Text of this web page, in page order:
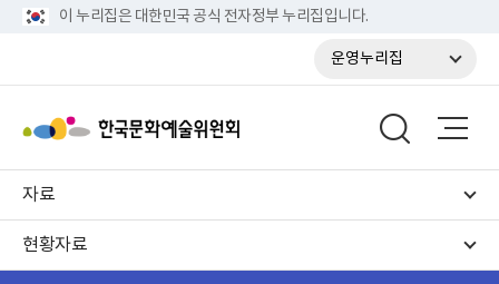
이 누리집은 대한민국 공식 전자정부 누리집입니다.
운영누리집
자료
현황자료